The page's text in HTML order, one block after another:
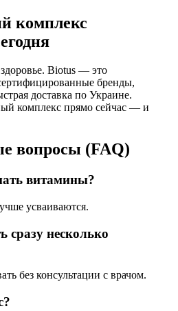
комплекс
Biotus — это
бренды,
доставка по Украине.
комплекс прямо сейчас — и
вопросы (FAQ)
витамины?
усваиваются.
несколько
без консультации с врачом.